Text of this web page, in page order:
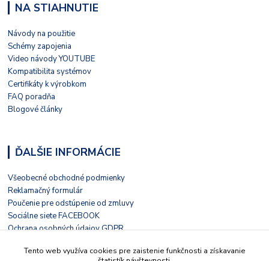
NA STIAHNUTIE
Návody na použitie
Schémy zapojenia
Video návody YOUTUBE
Kompatibilita systémov
Certifikáty k výrobkom
FAQ poradňa
Blogové články
ĎALŠIE INFORMÁCIE
Všeobecné obchodné podmienky
Reklamačný formulár
Poučenie pre odstúpenie od zmluvy
Sociálne siete FACEBOOK
Ochrana osobných údajov GDPR
Kontaktný formulár
Tento web využíva cookies pre zaistenie funkčnosti a získavanie